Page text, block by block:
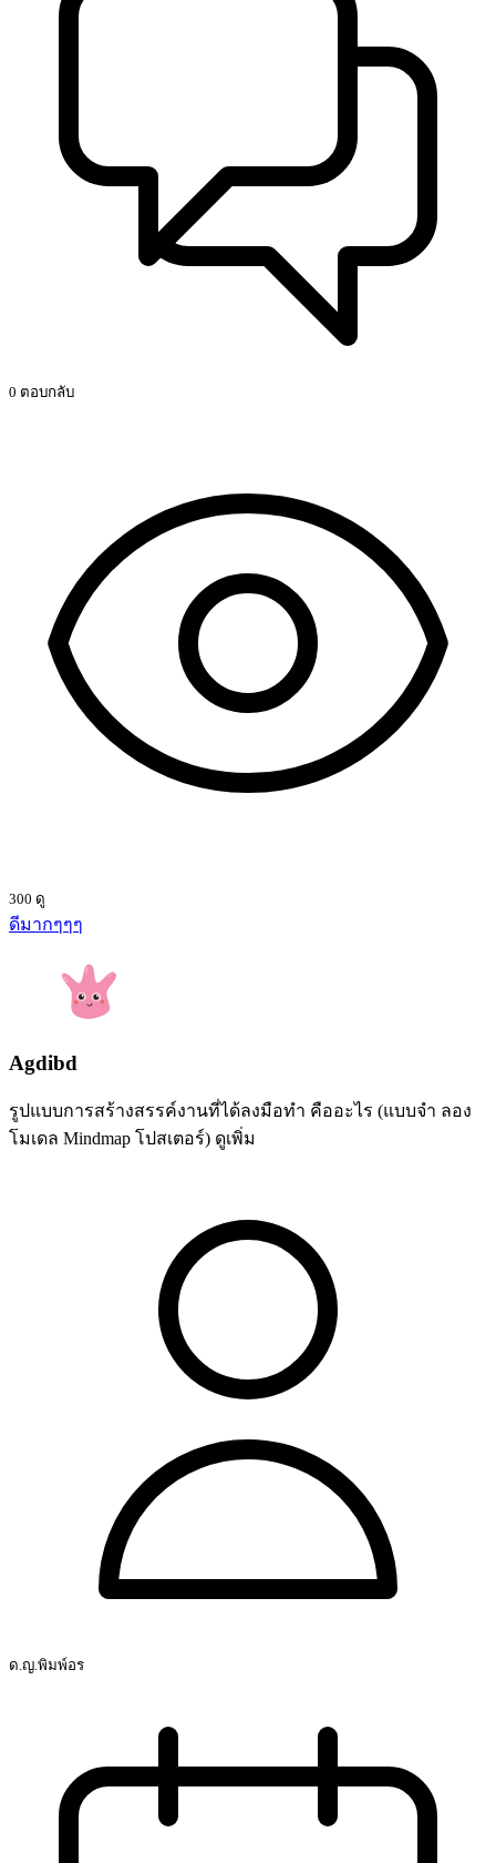
0 ตอบกลับ
300 ดู
ดีมากๆๆๆ
Agdibd
รูปแบบการสร้างสรรค์งานที่ได้ลงมือทํา คืออะไร (แบบจํา ลอง
โมเดล Mindmap โปสเตอร์) ดูเพิ่ม
ด.ญ.พิมพ์อร